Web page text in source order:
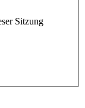
Sitzung